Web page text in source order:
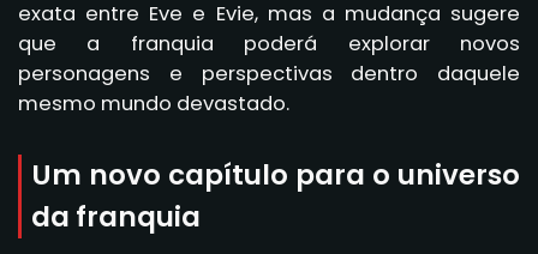
exata entre Eve e Evie, mas a mudança sugere
que a franquia poderá explorar novos
personagens e perspectivas dentro daquele
mesmo mundo devastado.
Um novo capítulo para o universo
da franquia